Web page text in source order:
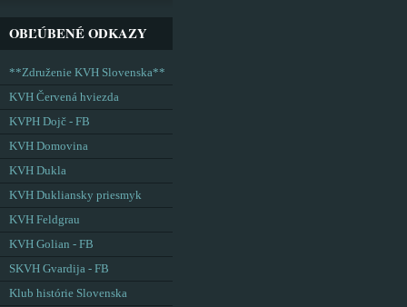
OBĽÚBENÉ ODKAZY
**Združenie KVH Slovenska**
KVH Červená hviezda
KVPH Dojč - FB
KVH Domovina
KVH Dukla
KVH Dukliansky priesmyk
KVH Feldgrau
KVH Golian - FB
SKVH Gvardija - FB
Klub histórie Slovenska